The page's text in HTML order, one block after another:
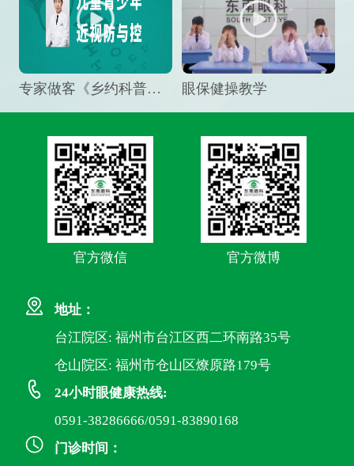
专家做客《乡约科普》栏目，预防孩子近视竟然这么“简单” 眼保健操教学
官方微信 官方微博
地址：
台江院区: 福州市台江区西二环南路35号
仓山院区: 福州市仓山区燎原路179号
24小时眼健康热线:
0591-38286666/0591-83890168
门诊时间：